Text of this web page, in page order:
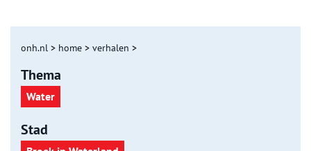
onh.nl > home > verhalen >
Thema
Water
Stad